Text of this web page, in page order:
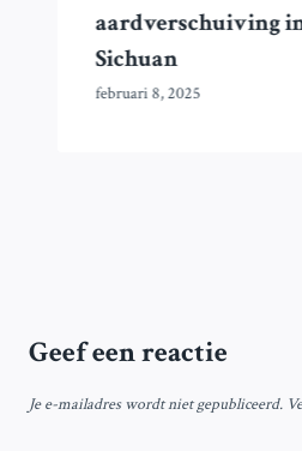
aardverschuiving
Sichuan
februari 8, 2025
Geef een reactie
Je e-mailadres wordt niet gepubliceerd.